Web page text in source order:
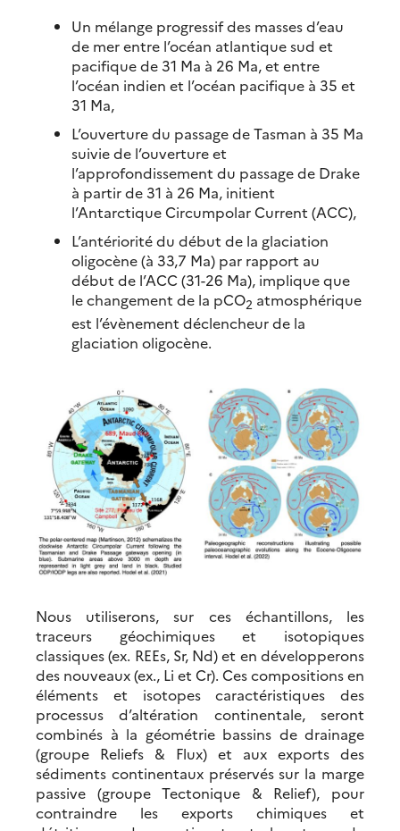
Un mélange progressif des masses d’eau
de mer entre l’océan atlantique sud et
pacifique de 31 Ma à 26 Ma, et entre
l’océan indien et l’océan pacifique à 35 et
31 Ma,
L’ouverture du passage de Tasman à 35 Ma
suivie de l’ouverture et
l’approfondissement du passage de Drake
à partir de 31 à 26 Ma, initient
l’Antarctique Circumpolar Current (ACC),
L’antériorité du début de la glaciation
oligocène (à 33,7 Ma) par rapport au
début de l’ACC (31-26 Ma), implique que
le changement de la pCO2 atmosphérique
est l’évènement déclencheur de la
glaciation oligocène.
Nous utiliserons, sur ces échantillons, les
traceurs géochimiques et isotopiques
classiques (ex. REEs, Sr, Nd) et en développerons
des nouveaux (ex., Li et Cr). Ces compositions en
éléments et isotopes caractéristiques des
processus d’altération continentale, seront
combinés à la géométrie bassins de drainage
(groupe Reliefs & Flux) et aux exports des
sédiments continentaux préservés sur la marge
passive (groupe Tectonique & Relief), pour
contraindre les exports chimiques et